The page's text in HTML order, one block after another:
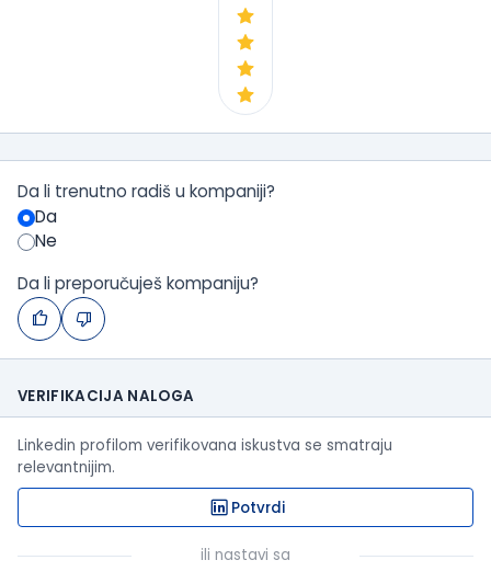
Da li trenutno radiš u kompaniji?
Da
Ne
Da li preporučuješ kompaniju?
VERIFIKACIJA NALOGA
Linkedin profilom verifikovana iskustva se smatraju
relevantnijim.
Potvrdi
ili nastavi sa